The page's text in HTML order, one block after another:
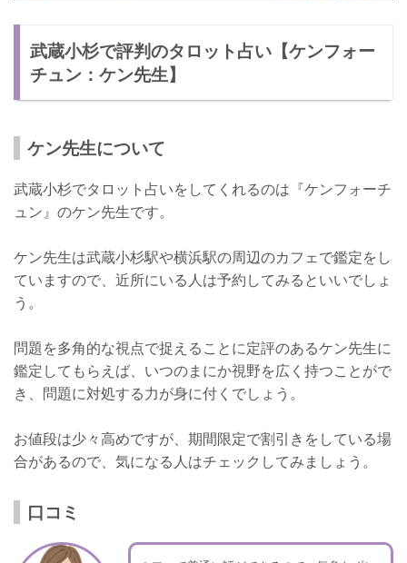
武蔵小杉で評判のタロット占い【ケンフォー
チュン：ケン先生】
ケン先生について
武蔵小杉でタロット占いをしてくれるのは『ケンフォーチ
ュン』のケン先生です。
ケン先生は武蔵小杉駅や横浜駅の周辺のカフェで鑑定をし
ていますので、近所にいる人は予約してみるといいでしょ
う。
問題を多角的な視点で捉えることに定評のあるケン先生に
鑑定してもらえば、いつのまにか視野を広く持つことがで
き、問題に対処する力が身に付くでしょう。
お値段は少々高めですが、期間限定で割引きをしている場
合があるので、気になる人はチェックしてみましょう。
口コミ